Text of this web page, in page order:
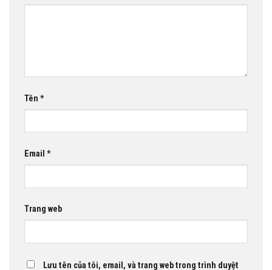
Tên *
Email *
Trang web
Lưu tên của tôi, email, và trang web trong trình duyệt